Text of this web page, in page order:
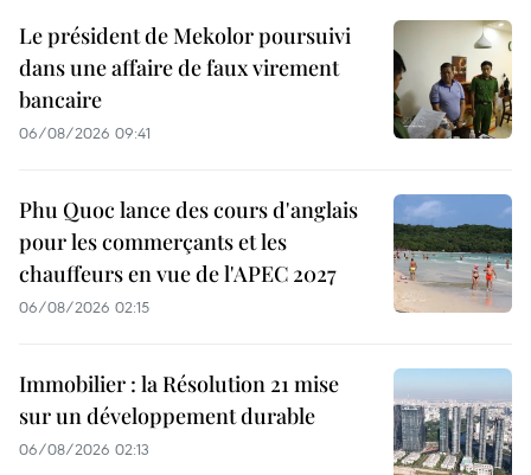
Le président de Mekolor poursuivi
dans une affaire de faux virement
bancaire
06/08/2026 09:41
Phu Quoc lance des cours d'anglais
pour les commerçants et les
chauffeurs en vue de l'APEC 2027
06/08/2026 02:15
Immobilier : la Résolution 21 mise
sur un développement durable
06/08/2026 02:13